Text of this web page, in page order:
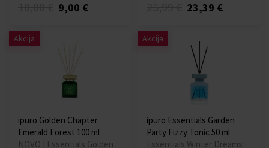
9,00 € 23,39 €
Akcija
ipuro Golden Chapter
Emerald Forest 100 ml
NOVO | Essentials Golden
Akcija
ipuro Essentials Garden
Party Fizzy Tonic 50 ml
Essentials Winter Dreams